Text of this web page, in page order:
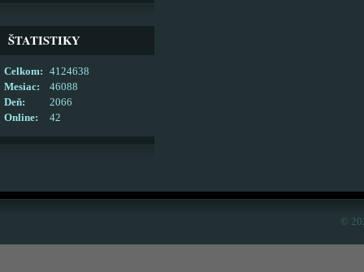
ŠTATISTIKY
Online: 42
Celkom:
4124638
Mesiac:
46088
Deň:
2066
©